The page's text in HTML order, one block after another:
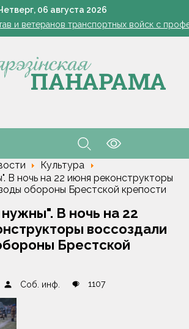
06 августа 2026
конец, а начало! Что сажаем на пустые
и ветеранов транспортных войск с
обломок ракеты SpaceX врезался в
в озере утонул 14-летний мальчик
конец, а начало! Что сажаем на пустые
Культура
В ночь на 22 июня реконструкторы
обороны Брестской крепости
В ночь на 22
воссоздали
Брестской
Соб. инф. 1107